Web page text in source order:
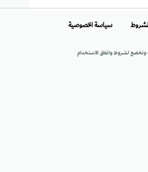
لشروط واتفاق الاستخدام
سياسة الخصوصية